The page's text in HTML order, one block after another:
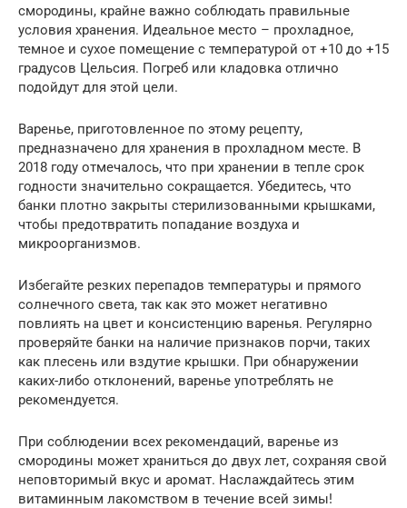
смородины, крайне важно соблюдать правильные
условия хранения. Идеальное место – прохладное,
темное и сухое помещение с температурой от +10 до +15
градусов Цельсия. Погреб или кладовка отлично
подойдут для этой цели.
Варенье, приготовленное по этому рецепту,
предназначено для хранения в прохладном месте. В
2018 году отмечалось, что при хранении в тепле срок
годности значительно сокращается. Убедитесь, что
банки плотно закрыты стерилизованными крышками,
чтобы предотвратить попадание воздуха и
микроорганизмов.
Избегайте резких перепадов температуры и прямого
солнечного света, так как это может негативно
повлиять на цвет и консистенцию варенья. Регулярно
проверяйте банки на наличие признаков порчи, таких
как плесень или вздутие крышки. При обнаружении
каких-либо отклонений, варенье употреблять не
рекомендуется.
При соблюдении всех рекомендаций, варенье из
смородины может храниться до двух лет, сохраняя свой
неповторимый вкус и аромат. Наслаждайтесь этим
витаминным лакомством в течение всей зимы!